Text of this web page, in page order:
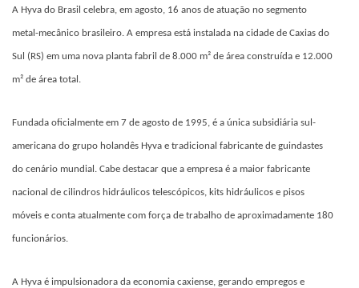
A Hyva do Brasil celebra, em agosto, 16 anos de atuação no segmento
metal-mecânico brasileiro. A empresa está instalada na cidade de Caxias do
Sul (RS) em uma nova planta fabril de 8.000 m² de área construída e 12.000
m² de área total.
Fundada oficialmente em 7 de agosto de 1995, é a única subsidiária sul-
americana do grupo holandês Hyva e tradicional fabricante de guindastes
do cenário mundial. Cabe destacar que a empresa é a maior fabricante
nacional de cilindros hidráulicos telescópicos, kits hidráulicos e pisos
móveis e conta atualmente com força de trabalho de aproximadamente 180
funcionários.
A Hyva é impulsionadora da economia caxiense, gerando empregos e